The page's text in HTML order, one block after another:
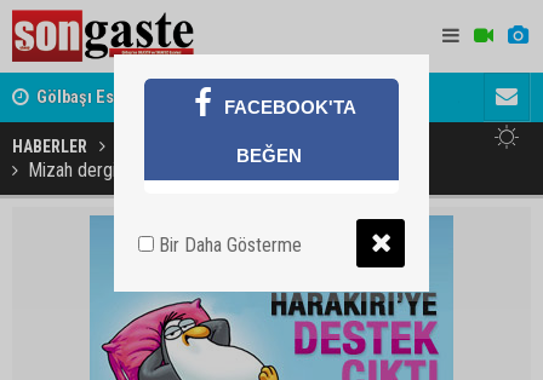
Gölbaşı Esnafının Sesi Ankara Kalkınma Ajansı'nda Avukat
akını
HABERLER
Mizah dergisi Harakiri Penguen'in kapağında
FACEBOOK'TA
BEĞEN
Bir Daha Gösterme